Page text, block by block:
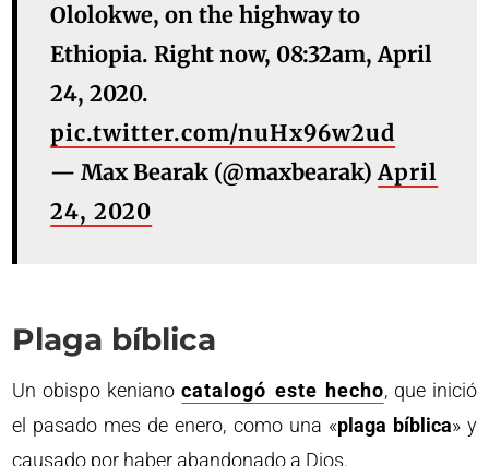
Ololokwe, on the highway to
Ethiopia. Right now, 08:32am, April
24, 2020.
pic.twitter.com/nuHx96w2ud
— Max Bearak (@maxbearak)April
24, 2020
Plaga bíblica
Un obispo kenianocatalogó este hecho, que inició
el pasado mes de enero, como una «plaga bíblica» y
causado por haber abandonado a Dios.